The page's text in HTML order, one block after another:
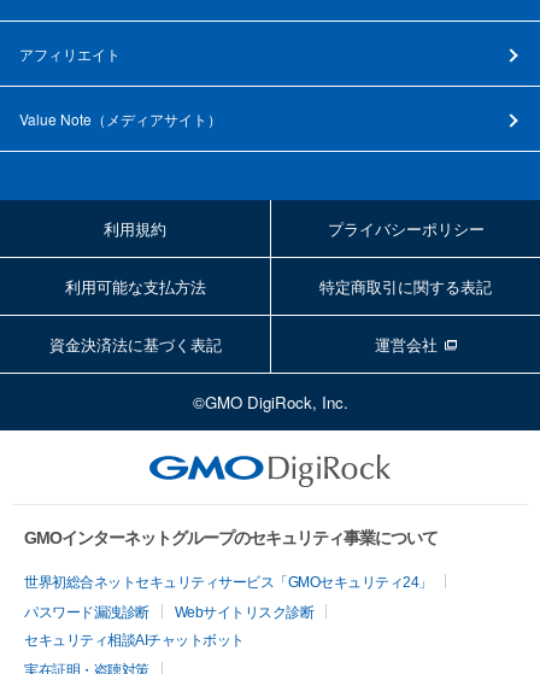
アフィリエイト
Value Note（ メディアサイト ）
利用規約 プライバシーポリシー
利用可能な支払方法 特定商取引に関する表記
資金決済法に基づく表記 運営会社
©GMO DigiRock, Inc.
GMOインターネットグループのセキュリティ事業について
世界初総合ネットセキュリティサービス「GMOセキュリティ24」
パスワード漏洩診断
Webサイトリスク診断
セキュリティ相談AIチャットボット
実在証明・盗聴対策